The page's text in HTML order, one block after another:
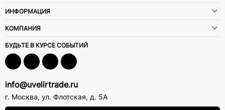
ИНФОРМАЦИЯ
КОМПАНИЯ
БУДЬТЕ В КУРСЕ СОБЫТИЙ
info@uvelirtrade.ru
г. Москва, ул. Флотская, д. 5А